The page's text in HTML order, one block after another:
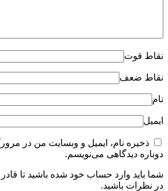
نقاط قوت
نقاط ضعف
نام
ایمیل
ذخیره نام، ایمیل و وبسایت من در
دوباره دیدگاهی می‌نویسم.
شما باید وارد حساب خود شده باشید تا
در نظرات باشید.